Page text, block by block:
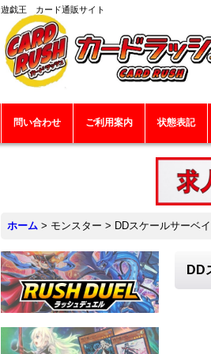
遊戯王 カード通販サイト
問い合わせ ご利用案内 状態表記
ホーム > モンスター > DDスケールサーベ
DD